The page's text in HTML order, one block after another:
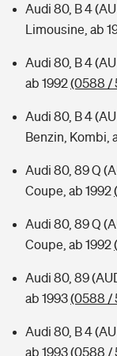
Audi 80, B 4
Limousine, ab
Audi 80, B 4
ab 1992(0588 /
Audi 80, B 4
Benzin, Kombi,
Audi 80, 89 Q
Coupe, ab 1992
Audi 80, 89 Q
Coupe, ab 1992
Audi 80, 89
ab 1993(0588 /
Audi 80, B 4
ab 1993(0588 /